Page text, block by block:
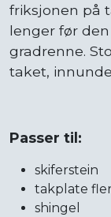
friksjonen på
lenger før
gradrenne.
taket,
Passer til:
skiferstein
takplate
shingel